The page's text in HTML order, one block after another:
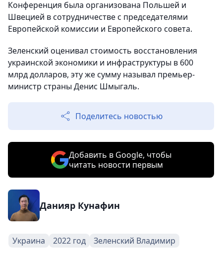
Конференция была организована Польшей и
Швецией в сотрудничестве с председателями
Европейской комиссии и Европейского совета.
Зеленский оценивал стоимость восстановления
украинской экономики и инфраструктуры в 600
млрд долларов, эту же сумму называл премьер-
министр страны Денис Шмыгаль.
Поделитесь новостью
Добавить в Google, чтобы
читать новости первым
Данияр Кунафин
Украина 2022 год Зеленский Владимир